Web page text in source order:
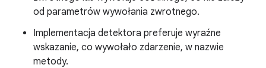
od parametrów wywołania zwrotnego.
Implementacja detektora preferuje wyraźne
wskazanie, co wywołało zdarzenie, w nazwie
metody.